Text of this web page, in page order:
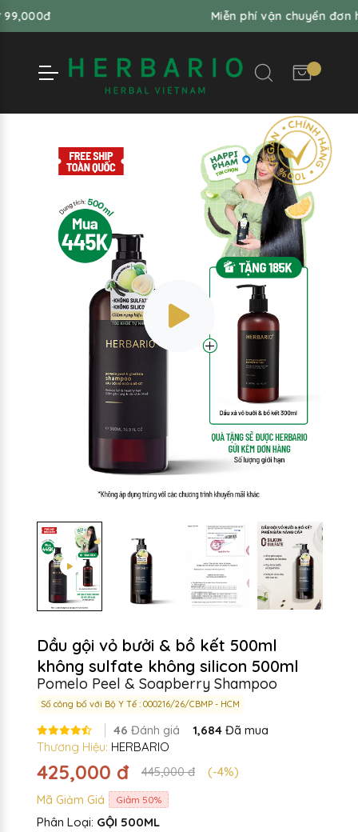
Miễn phí vận chuyển đơn hàng
Dầu gội vỏ bưởi & bồ kết 500ml
không sulfate không silicon 500ml
Pomelo Peel & Soapberry Shampoo
Số công bố với Bộ Y Tế : 000216/26/CBMP - HCM
46 Đánh giá 1,684 Đã mua
Thương Hiệu: HERBARIO
425,000 đ 445,000 đ (-4%)
Mã Giảm Giá Giảm 50%
Phân Loại: GỘI 500ML